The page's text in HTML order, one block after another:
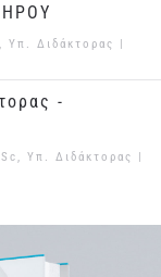
Υπ. Διδάκτορας |
-
Υπ. Διδάκτορας |